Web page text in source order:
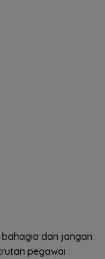
dan jangan
pegawai